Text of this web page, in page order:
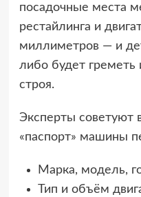
посадочные места
рестайлинга и
миллиметров — и
либо будет
строя.
Эксперты советуют
«паспорт» машины
Марка, модель,
Тип и объём